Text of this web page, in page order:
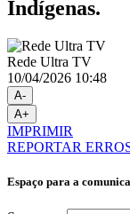
Indígenas.
Rede Ultra TV
10/04/2026 10:48
A-
A+
IMPRIMIR
REPORTAR
Espaço para a